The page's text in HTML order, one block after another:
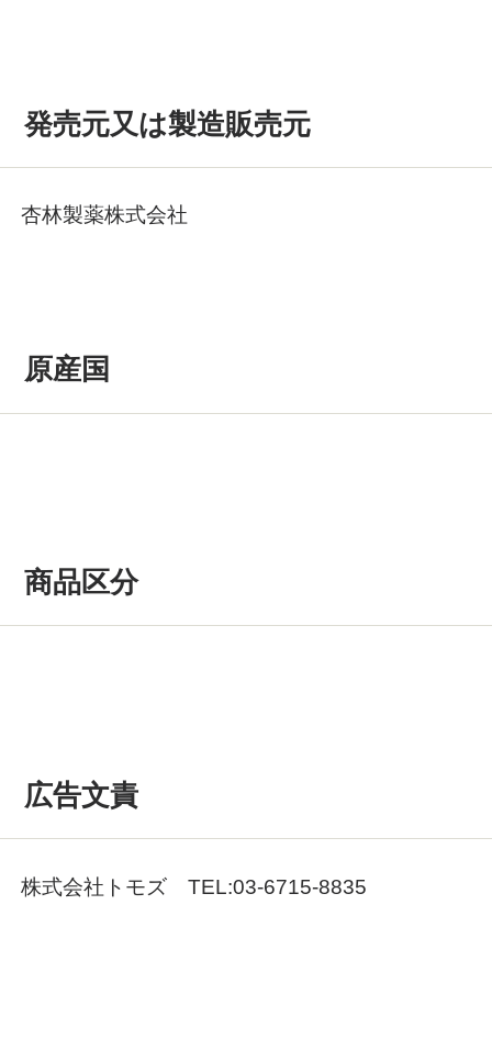
発売元又は製造販売元
杏林製薬株式会社
原産国
商品区分
広告文責
株式会社トモズ TEL:03-6715-8835